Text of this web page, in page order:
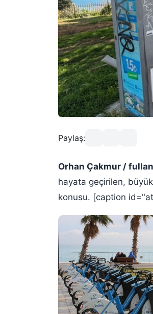
Paylaş:
Orhan Çakmur /
hayata geçirilen,
konusu. [caption